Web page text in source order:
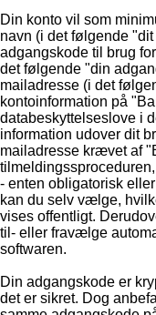
Din konto vil som
navn (i det følgende
adgangskode til brug
det følgende "din
mailadresse (i det
kontoinformation på
databeskyttelseslove i
information udover dit
mailadresse krævet af
- enten obligatorisk
kan du selv vælge,
vises offentligt.
til- eller fravælge
softwaren.
Din adgangskode er
det er sikret. Dog